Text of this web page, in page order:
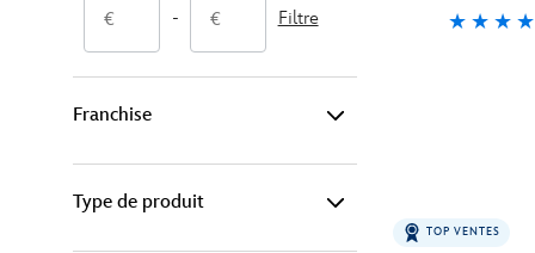
- Filtre
Franchise
Disney (351)
Type de produit
TOP VENTES